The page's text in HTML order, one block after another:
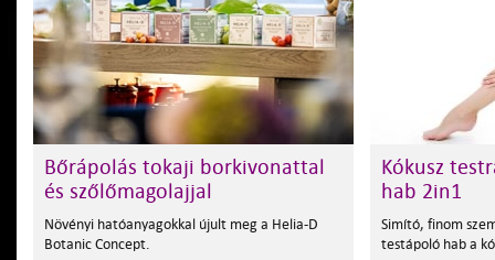
Bőrápolás tokaji borkivonattal
és szőlőmagolajjal
Növényi hatóanyagokkal újult meg a Helia-D
Botanic Concept.
Kókusz
hab 2in1
Simító, finom
testápoló hab a